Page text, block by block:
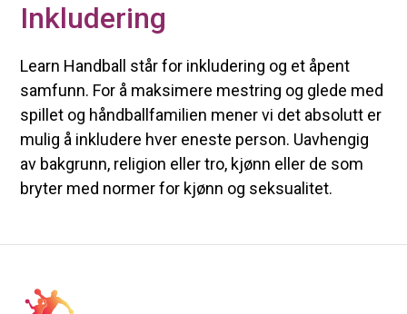
Inkludering
Learn Handball står for inkludering og et åpent
samfunn. For å maksimere mestring og glede med
spillet og håndballfamilien mener vi det absolutt er
mulig å inkludere hver eneste person. Uavhengig
av bakgrunn, religion eller tro, kjønn eller de som
bryter med normer for kjønn og seksualitet.